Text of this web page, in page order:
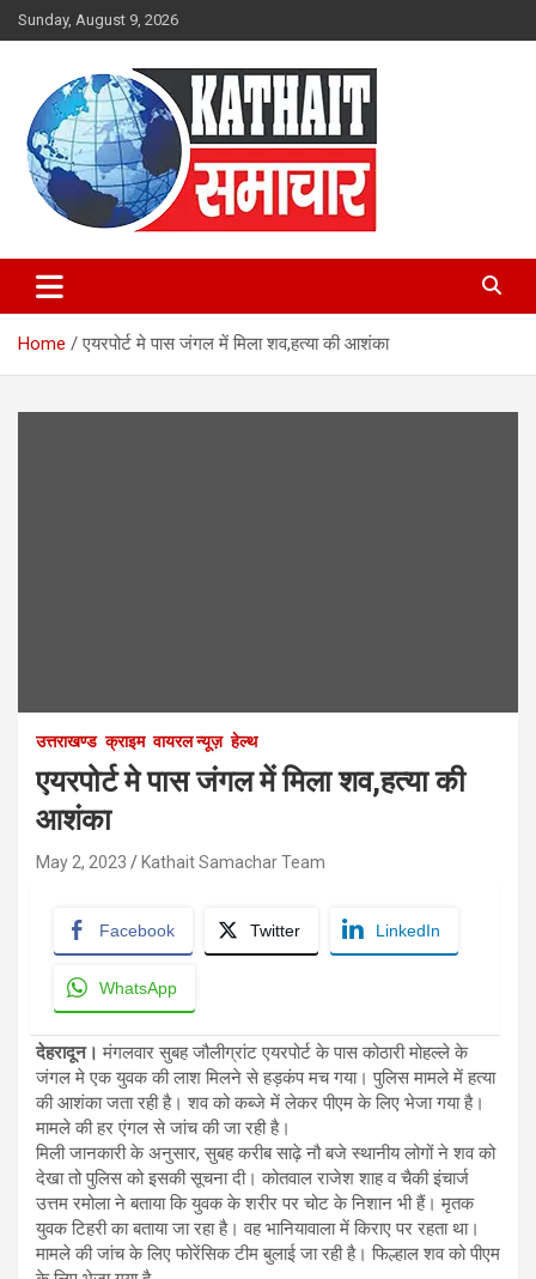
Skip
to
Sunday, August 9, 2026
Kathait Samachar – Latest
Uttarakhand News in Hindi,
Uttarakhand News Headlines
Home एयरपोर्ट मे पास जंगल में मिला शव,हत्या की आशंका
उत्तराखण्ड क्राइम वायरल न्यूज़ हेल्थ
एयरपोर्ट मे पास जंगल में मिला शव,हत्या की
आशंका
May 2, 2023 Kathait Samachar Team
Facebook Twitter LinkedIn
WhatsApp
देहरादून। मंगलवार सुबह जौलीग्रांट एयरपोर्ट के पास कोठारी मोहल्ले के
जंगल मे एक युवक की लाश मिलने से हड़कंप मच गया। पुलिस मामले में हत्या
की आशंका जता रही है। शव को कब्जे में लेकर पीएम के लिए भेजा गया है।
मामले की हर एंगल से जांच की जा रही है।
मिली जानकारी के अनुसार, सुबह करीब साढ़े नौ बजे स्थानीय लोगों ने शव को
देखा तो पुलिस को इसकी सूचना दी। कोतवाल राजेश शाह व चैकी इंचार्ज
उत्तम रमोला ने बताया कि युवक के शरीर पर चोट के निशान भी हैं। मृतक
युवक टिहरी का बताया जा रहा है। वह भानियावाला में किराए पर रहता था।
मामले की जांच के लिए फोरेंसिक टीम बुलाई जा रही है। फिल्हाल शव को पीएम